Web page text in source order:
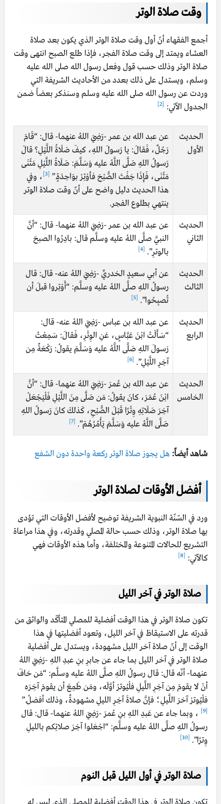
وقت صلاة الوتر
أجمع الفقهاء أنّ أول وقت صلاة الوتر الذي يكون بعد صلاة
العشاء ويمتد إلى وقت صلاة الفجر، فإذا طلع الصبح انتهى وقت
صلاة الوتر وذلك حسب قول وفعل رسول الله صلى الله عليه
وسلم، ويستدل على ذلك بعدد من الأحاديث الشريفة التي
وردت عن رسول الله صلى الله عليه وسلم وسنذكر بعضاً ضمن
الجدول الآتي: [2]
الحديث
الأول
عن عبد الله بن عمر -رَضِيَ اللهُ عنهما- قال: “قَامَ
رَجُلٌ، فَقالَ: يا رَسولَ اللهِ، كيفَ صَلَاةُ اللَّيْلِ؟ قالَ
رَسولُ اللهِ صَلَّى اللَّهُ عليه وَسَلَّمَ: صَلَاةُ اللَّيْلِ مَثْنَى
مَثْنَى، فَإِذَا خِفْتَ الصُّبْحَ فأوْتِرْ بوَاحِدَةٍ.” [3]
، وفي
هذا الحديث دليل واضح على أنّ وقت صلاة الوتر
ينتهي بطلوع الفجر.
الحديث
الثاني
عن عبد الله بن عمر -رَضِيَ اللهُ عنهما- قال: “أنَّ
النبيَّ صلَّى اللهُ عليه وسلَّم قال: بادِرُوا الصبحَ
بالوترِ”. [4]
الحديث
الثالث
عن أبي سعيدٍ الخدريِّ -رَضِيَ اللهُ عنه- قال: قال
رسولُ اللهِ صلَّى اللهُ عليه وسلَّم: “أَوْتِروا قبلَ أن
تُصبِحُوا”. [5]
الحديث
الرابع
عن عبد الله بن عباس -رَضِيَ اللهُ عنه- قال:
“سَأَلْتُ ابْنَ عَبَّاسٍ، عَنِ الوِتْرِ، فَقالَ: سَمِعْتُ
رَسولَ اللهِ صَلَّى اللَّهُ عليه وَسَلَّمَ يقولُ: رَكْعَةٌ مِن
آخِرِ اللَّيْلِ”. [6]
الحديث
الخامس
عن عبد الله بن عُمرَ -رَضِيَ اللهُ عنهما- قال: “أنَّ
ابْنَ عُمَرَ، كانَ يقولُ: مَن صَلَّى مِنَ اللَّيْلِ فَلْيَجْعَلْ
آخِرَ صَلَاتِهِ وِتْرًا قَبْلَ الصُّبْحِ، كَذلكَ كانَ رَسولُ اللهِ
صَلَّى اللَّهُ عليه وَسَلَّمَ يَأْمُرُهُمْ”. [7]
شاهد أيضاً: هل يجوز صلاة الوتر ركعة واحدة دون الشفع
أفضل الأوقات لصلاة الوتر
ورد في السّنّة النبوية الشريفة توضيح لأفضل الأوقات التي تؤدى
بها صلاة الوتر، وذلك حسب حالة المصلي وقدرته، وفي هذا مراعاة
التشريع للحالات المتنوعة والمختلفة، وأما هذه الأوقات فهي
كالآتي: [8]
صلاة الوتر في آخر الليل
تكون صلاة الوتر في هذا الوقت أفضلية للمصلي المتأكّد والواثق من
قدرته على الاستيقاظ في آخر الليل، وتعود أفضليتها في هذا
الوقت إلى أنّ صلاة آخر الليل مشهودة، ويستدل على أفضلية
صلاة الوتر في آخر الليل بما جاء عن جابرِ بنِ عبدِ اللهِ -رَضِيَ اللهُ
عنهما- أنّه قال: قال رسولُ اللهِ صلَّى اللهُ عليه وسلَّم: “مَن خافَ
أنْ لا يقومَ مِن آخِرِ اللَّيلِ فلْيُوترْ أوَّلَه، ومَن طَمِعَ أن يقومَ آخِرَه
فلْيُوترْ آخرَ اللَّيلِ؛ فإنَّ صلاةَ آخِرِ الليلِ مشهودةٌ، وذلك أفضلُ.”
[9]
، وبما جاء عن عَبدِ اللهِ بنِ عُمرَ -رَضِيَ اللهُ عنهما- قال: قال
رسولُ اللهِ صلَّى اللهُ عليه وسلَّم: “اجْعَلوا آخِرَ صلاتِكم بالليلِ
وِترًا”. [10]
صلاة الوتر في أول الليل قبل النوم